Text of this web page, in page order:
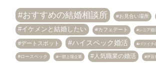
おすすめの結婚相談所 お見合い場所
イケメンと結婚したい カフェデート シニア婚
デートスポット ハイスペック婚活 バツイチ
ロースペック 一部上場企業 人気職業の婚活 伊豆